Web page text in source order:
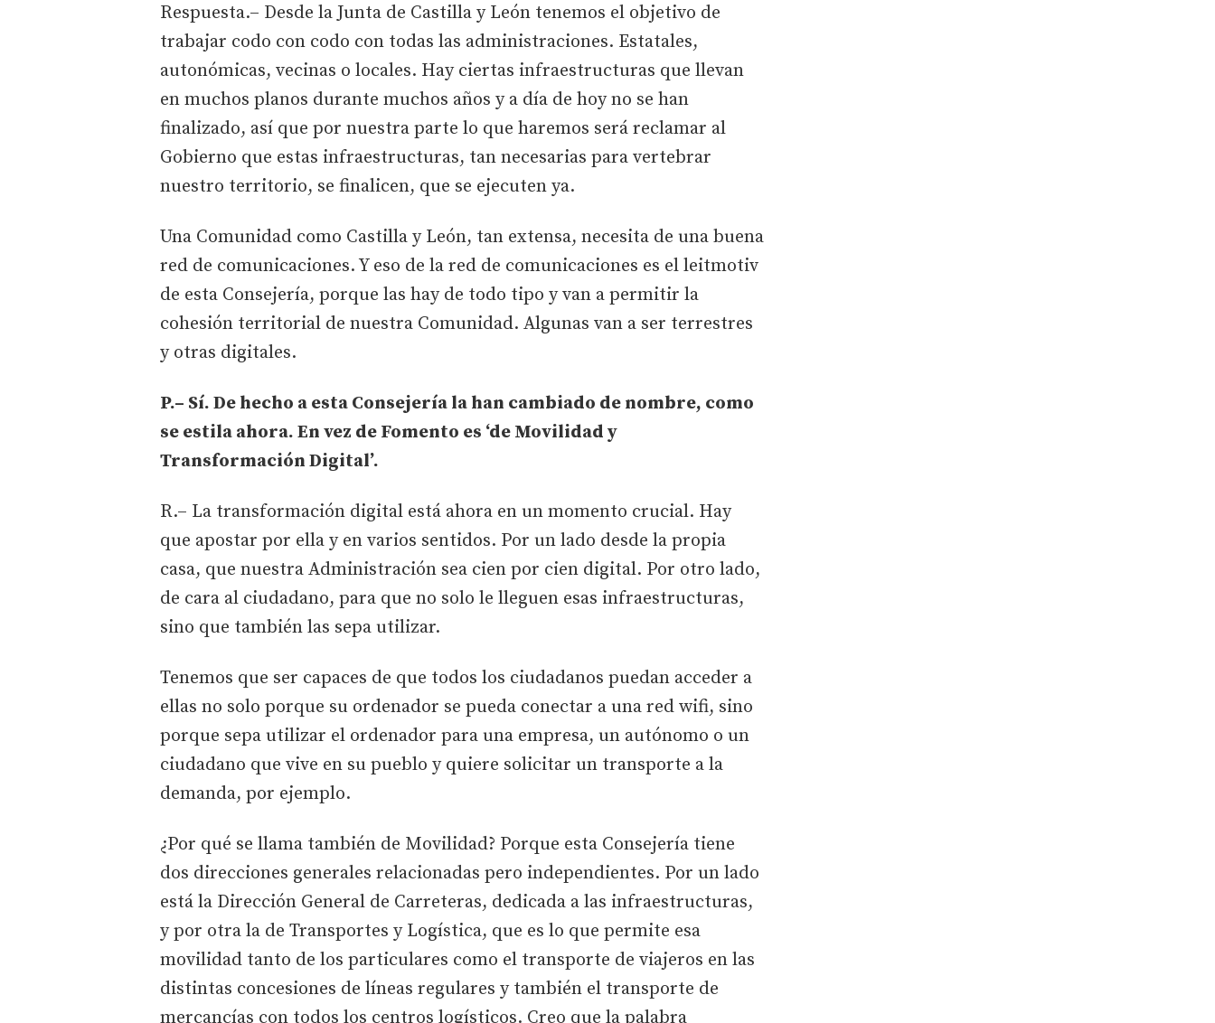
Respuesta.– Desde la Junta de Castilla y León tenemos el objetivo de
trabajar codo con codo con todas las administraciones. Estatales,
autonómicas, vecinas o locales. Hay ciertas infraestructuras que llevan
en muchos planos durante muchos años y a día de hoy no se han
finalizado, así que por nuestra parte lo que haremos será reclamar al
Gobierno que estas infraestructuras, tan necesarias para vertebrar
nuestro territorio, se finalicen, que se ejecuten ya.
Una Comunidad como Castilla y León, tan extensa, necesita de una buena
red de comunicaciones. Y eso de la red de comunicaciones es el leitmotiv
de esta Consejería, porque las hay de todo tipo y van a permitir la
cohesión territorial de nuestra Comunidad. Algunas van a ser terrestres
y otras digitales.
P.– Sí. De hecho a esta Consejería la han cambiado de nombre, como
se estila ahora. En vez de Fomento es ‘de Movilidad y
Transformación Digital’.
R.– La transformación digital está ahora en un momento crucial. Hay
que apostar por ella y en varios sentidos. Por un lado desde la propia
casa, que nuestra Administración sea cien por cien digital. Por otro lado,
de cara al ciudadano, para que no solo le lleguen esas infraestructuras,
sino que también las sepa utilizar.
Tenemos que ser capaces de que todos los ciudadanos puedan acceder a
ellas no solo porque su ordenador se pueda conectar a una red wifi, sino
porque sepa utilizar el ordenador para una empresa, un autónomo o un
ciudadano que vive en su pueblo y quiere solicitar un transporte a la
demanda, por ejemplo.
¿Por qué se llama también de Movilidad? Porque esta Consejería tiene
dos direcciones generales relacionadas pero independientes. Por un lado
está la Dirección General de Carreteras, dedicada a las infraestructuras,
y por otra la de Transportes y Logística, que es lo que permite esa
movilidad tanto de los particulares como el transporte de viajeros en las
distintas concesiones de líneas regulares y también el transporte de
mercancías con todos los centros logísticos. Creo que la palabra